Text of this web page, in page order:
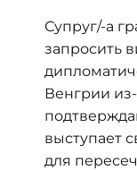
Супруг/-а
запросить
Венгрии
выступает
для